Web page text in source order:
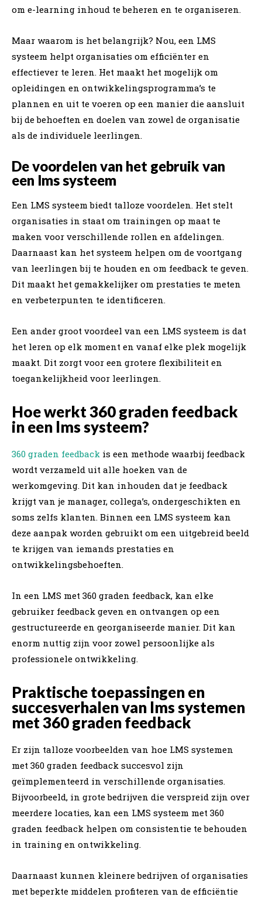
om e-learning inhoud te beheren en te organiseren.
Maar waarom is het belangrijk? Nou, een LMS
systeem helpt organisaties om efficiënter en
effectiever te leren. Het maakt het mogelijk om
opleidingen en ontwikkelingsprogramma’s te
plannen en uit te voeren op een manier die aansluit
bij de behoeften en doelen van zowel de organisatie
als de individuele leerlingen.
De voordelen van het gebruik van
een lms systeem
Een LMS systeem biedt talloze voordelen. Het stelt
organisaties in staat om trainingen op maat te
maken voor verschillende rollen en afdelingen.
Daarnaast kan het systeem helpen om de voortgang
van leerlingen bij te houden en om feedback te geven.
Dit maakt het gemakkelijker om prestaties te meten
en verbeterpunten te identificeren.
Een ander groot voordeel van een LMS systeem is dat
het leren op elk moment en vanaf elke plek mogelijk
maakt. Dit zorgt voor een grotere flexibiliteit en
toegankelijkheid voor leerlingen.
Hoe werkt 360 graden feedback
in een lms systeem?
360 graden feedback is een methode waarbij feedback
wordt verzameld uit alle hoeken van de
werkomgeving. Dit kan inhouden dat je feedback
krijgt van je manager, collega’s, ondergeschikten en
soms zelfs klanten. Binnen een LMS systeem kan
deze aanpak worden gebruikt om een uitgebreid beeld
te krijgen van iemands prestaties en
ontwikkelingsbehoeften.
In een LMS met 360 graden feedback, kan elke
gebruiker feedback geven en ontvangen op een
gestructureerde en georganiseerde manier. Dit kan
enorm nuttig zijn voor zowel persoonlijke als
professionele ontwikkeling.
Praktische toepassingen en
succesverhalen van lms systemen
met 360 graden feedback
Er zijn talloze voorbeelden van hoe LMS systemen
met 360 graden feedback succesvol zijn
geïmplementeerd in verschillende organisaties.
Bijvoorbeeld, in grote bedrijven die verspreid zijn over
meerdere locaties, kan een LMS systeem met 360
graden feedback helpen om consistentie te behouden
in training en ontwikkeling.
Daarnaast kunnen kleinere bedrijven of organisaties
met beperkte middelen profiteren van de efficiëntie